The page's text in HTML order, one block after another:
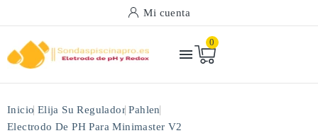
Mi cuenta

0
Inicio Elija Su Regulador Pahlen
Electrodo De PH Para Minimaster V2